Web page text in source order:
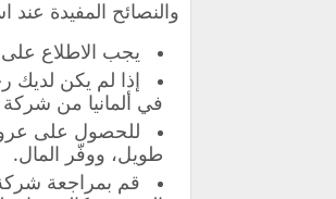
والنصائح المفيدة عند
يجب الاطلاع على
إذا لم يكن لديك
في ألمانيا من
للحصول على
طويل، ووفّر المال.
قم بمراجعة شركة